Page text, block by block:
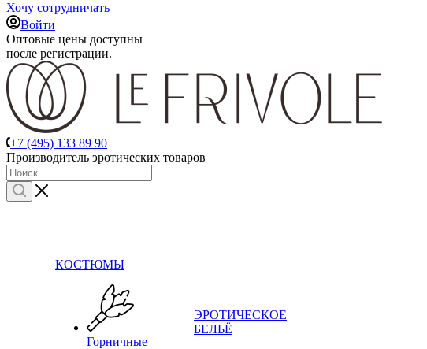
Хочу сотрудничать
Войти
Оптовые цены доступны
после регистрации.
+7 (495) 133 89 90
Производитель эротических товаров
КОСТЮМЫ
Горничные
ЭРОТИЧЕСКОЕ
БЕЛЬЁ